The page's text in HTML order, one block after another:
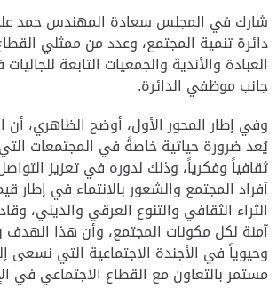
شارك في المجلس سعادة المهندس حمد
دائرة تنمية المجتمع، وعدد من ممثلي
العبادة والأندية والجمعيات التابعة
جانب موظفي الدائرة.
وفي إطار المحور الأول، أوضح الظاهري، أن
يُعد ضرورة حياتية خاصةً في المجتمعات
ثقافياً وفكرياً، وذلك لدوره في تعزيز
أفراد المجتمع والشعور بالانتماء في إطار
الثراء الثقافي والتنوع العرقي والديني،
آمنة لكل مكونات المجتمع، وأن هذا الهدف
وحيوياً في الأجندة الاجتماعية التي
مستمر بالتعاون مع القطاع الاجتماعي في